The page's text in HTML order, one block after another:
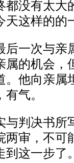
都没有太大
天这样的的
一次与亲
属的机会，
。他向亲属
气。
判决书所
两审，不可
到这一步了